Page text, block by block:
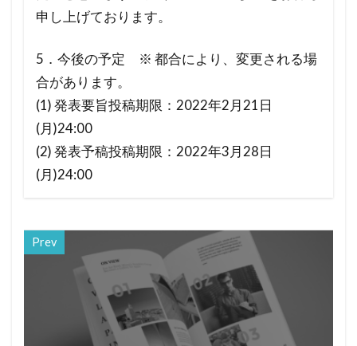
申し上げております。
5．今後の予定 ※ 都合により、変更される場
合があります。
(1) 発表要旨投稿期限：2022年2月21日
(月)24:00
(2) 発表予稿投稿期限：2022年3月28日
(月)24:00
Prev